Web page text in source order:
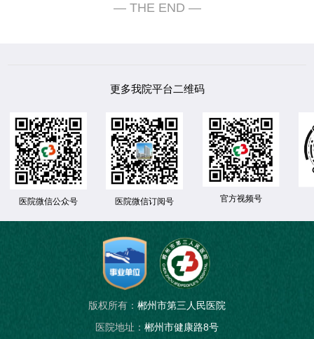
更多我院平台二维码
医院微信公众号 医院微信订阅号 官方视频号
版权所有： 郴州市第三人民医院
医院地址： 郴州市健康路8号